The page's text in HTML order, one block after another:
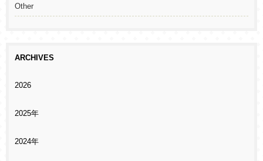
Other
ARCHIVES
2026
2025年
2024年